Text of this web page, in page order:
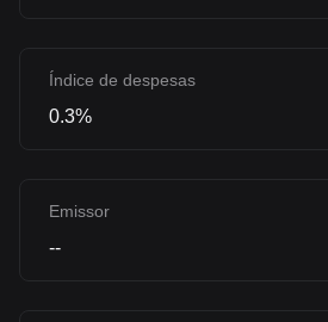
Índice de despesas
0.3%
Emissor
--